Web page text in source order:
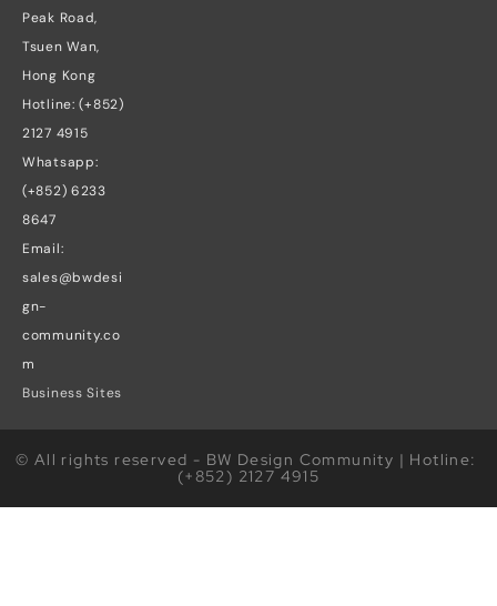
Peak Road,
Tsuen Wan,
Hong Kong
Hotline: (+852)
2127 4915
Whatsapp:
(+852) 6233
8647
Email:
sales@bwdesi
gn-
community.co
m
Business Sites
© All rights reserved - BW Design Community | Hotline:
(+852) 2127 4915